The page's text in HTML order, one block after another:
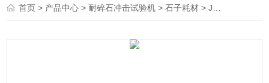
首页> 产品中心 > 耐碎石冲击试验机 >石子耗材 > JY-9654-X碎花岗岩7号